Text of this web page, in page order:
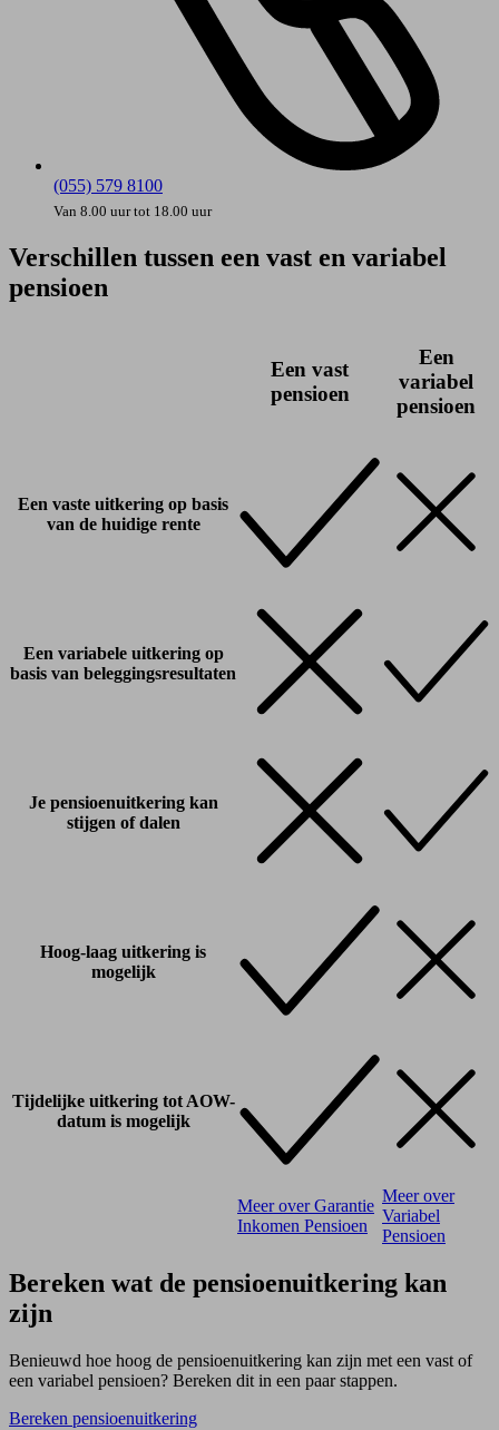
(055) 579 8100
Van 8.00 uur tot 18.00 uur
Verschillen tussen een vast en variabel
pensioen
Een vast
pensioen
Een
variabel
pensioen
Een vaste uitkering op basis
van de huidige rente
Een variabele uitkering op
basis van beleggingsresultaten
Je pensioenuitkering kan
stijgen of dalen
Hoog-laag uitkering is
mogelijk
Tijdelijke uitkering tot AOW-
datum is mogelijk
Meer over Garantie
Inkomen Pensioen
Meer over
Variabel
Pensioen
Bereken wat de pensioenuitkering kan
zijn
Benieuwd hoe hoog de pensioenuitkering kan zijn met een vast of
een variabel pensioen? Bereken dit in een paar stappen.
Bereken pensioenuitkering